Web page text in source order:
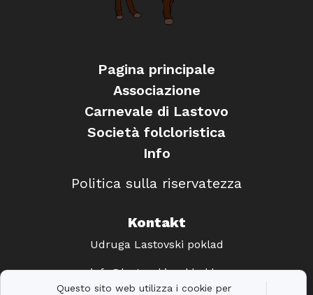
Pagina principale
Associazione
Carnevale di Lastovo
Società folcloristica
Info
Politica sulla riservatezza
Kontakt
Udruga Lastovski poklad
info@lastovski-poklad.hr
Questo sito web utilizza i cookie per